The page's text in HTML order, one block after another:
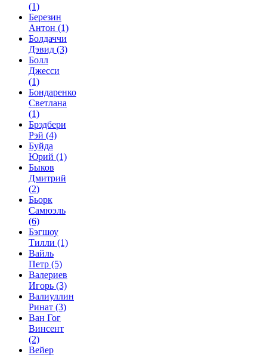
(1)
Березин
Антон (1)
Болдаччи
Дэвид (3)
Болл
Джесси
(1)
Бондаренко
Светлана
(1)
Брэдбери
Рэй (4)
Буйда
Юрий (1)
Быков
Дмитрий
(2)
Бьорк
Самюэль
(6)
Бэгшоу
Тилли (1)
Вайль
Петр (5)
Валериев
Игорь (3)
Валиуллин
Ринат (3)
Ван Гог
Винсент
(2)
Вейер